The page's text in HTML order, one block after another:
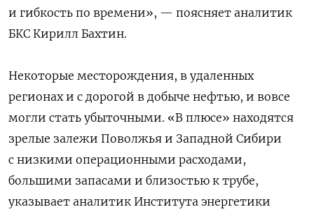
и гибкость по времени», — поясняет аналитик
БКС Кирилл Бахтин.
Некоторые месторождения, в удаленных
регионах и с дорогой в добыче нефтью, и вовсе
могли стать убыточными. «В плюсе» находятся
зрелые залежи Поволжья и Западной Сибири
с низкими операционными расходами,
большими запасами и близостью к трубе,
указывает аналитик Института энергетики